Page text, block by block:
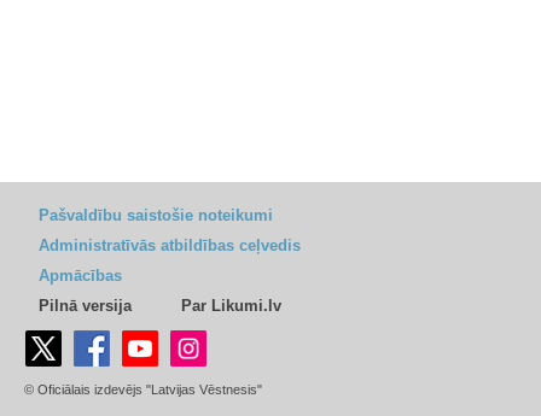
Pašvaldību saistošie noteikumi
Administratīvās atbildības ceļvedis
Apmācības
Pilnā versija
Par Likumi.lv
© Oficiālais izdevējs "Latvijas Vēstnesis"